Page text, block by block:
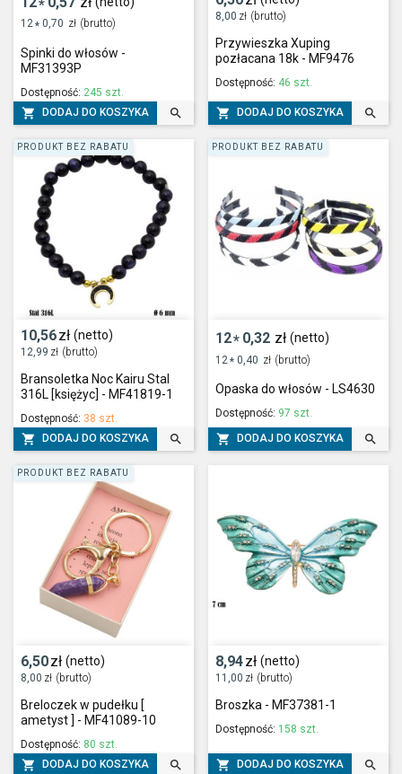
*
12* 0,70 zł (brutto)
Spinki do włosów -
MF31393P
Dostępność: 245 szt.
 DODAJ DO KOSZYKA 
8,00 zł (brutto)
Przywieszka Xuping
pozłacana 18k - MF9476
Dostępność: 46 szt.
 DODAJ DO KOSZYKA 
10,56zł (netto)
12,99 zł (brutto)
Bransoletka Noc Kairu Stal
316L [księżyc] - MF41819-1
Dostępność: 38 szt.
 DODAJ DO KOSZYKA 
PRODUKT BEZ RABATU
12* 0,32 zł (netto)
12 * 0,40 zł (brutto)
Opaska do włosów - LS4630
Dostępność: 97 szt.
 DODAJ DO KOSZYKA 
PRODUKT BEZ RABATU
6,50zł (netto)
8,00 zł (brutto)
Breloczek w pudełku [
ametyst ] - MF41089-10
Dostępność: 80 szt.
 DODAJ DO KOSZYKA 
PRODUKT BEZ RABATU
8,94zł (netto)
11,00 zł (brutto)
Broszka - MF37381-1
Dostępność: 158 szt.
 DODAJ DO KOSZYKA 